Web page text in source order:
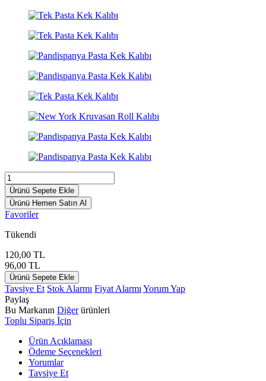
Ürünü Sepete Ekle
Ürünü Hemen Satın Al
Favoriler
Tükendi
120,00 TL
96,00 TL
Ürünü Sepete Ekle
Tavsiye Et Stok Alarmı Fiyat Alarmı Yorum Yap
Paylaş
Bu Markanın Diğerürünleri
Toplu Sipariş İçin
Ürün Açıklaması
Ödeme Seçenekleri
Yorumlar
Tavsiye Et